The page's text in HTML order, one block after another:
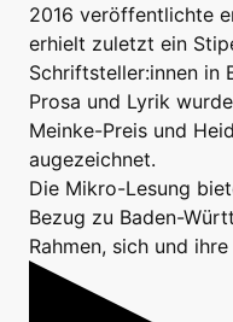
2016 veröffentlichte
erhielt zuletzt ein
Schriftsteller:innen in
Prosa und Lyrik
Meinke-Preis und
augezeichnet.
Die Mikro-Lesung
Bezug zu Baden-
Rahmen, sich und